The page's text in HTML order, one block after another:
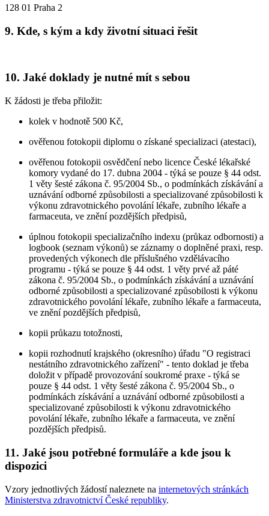
128 01 Praha 2
9. Kde, s kým a kdy životní situaci řešit
10. Jaké doklady je nutné mít s sebou
K žádosti je třeba přiložit:
kolek v hodnotě 500 Kč,
ověřenou fotokopii diplomu o získané specializaci (atestaci),
ověřenou fotokopii osvědčení nebo licence České lékařské
komory vydané do 17. dubna 2004 - týká se pouze § 44 odst.
1 věty šesté zákona č. 95/2004 Sb., o podmínkách získávání a
uznávání odborné způsobilosti a specializované způsobilosti k
výkonu zdravotnického povolání lékaře, zubního lékaře a
farmaceuta, ve znění pozdějších předpisů,
úplnou fotokopii specializačního indexu (průkaz odbornosti) a
logbook (seznam výkonů) se záznamy o doplněné praxi, resp.
provedených výkonech dle příslušného vzdělávacího
programu - týká se pouze § 44 odst. 1 věty prvé až páté
zákona č. 95/2004 Sb., o podmínkách získávání a uznávání
odborné způsobilosti a specializované způsobilosti k výkonu
zdravotnického povolání lékaře, zubního lékaře a farmaceuta,
ve znění pozdějších předpisů,
kopii průkazu totožnosti,
kopii rozhodnutí krajského (okresního) úřadu "O registraci
nestátního zdravotnického zařízení" - tento doklad je třeba
doložit v případě provozování soukromé praxe - týká se
pouze § 44 odst. 1 věty šesté zákona č. 95/2004 Sb., o
podmínkách získávání a uznávání odborné způsobilosti a
specializované způsobilosti k výkonu zdravotnického
povolání lékaře, zubního lékaře a farmaceuta, ve znění
pozdějších předpisů.
11. Jaké jsou potřebné formuláře a kde jsou k
dispozici
Vzory jednotlivých žádostí naleznete na internetových stránkách
Ministerstva zdravotnictví České republiky.